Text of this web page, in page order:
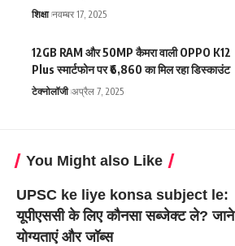
शिक्षा नवम्बर 17, 2025
12GB RAM और 50MP कैमरा वाली OPPO K12
Plus स्मार्टफोन पर ₹6,860 का मिल रहा डिस्काउंट
टेक्नोलॉजी अप्रैल 7, 2025
You Might also Like
UPSC ke liye konsa subject le:
यूपीएससी के लिए कौनसा सब्जेक्ट ले? जाने
योग्यताएं और जॉब्स